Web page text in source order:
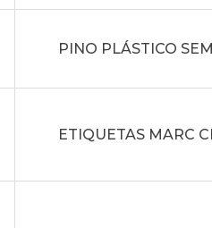
PINO PLÁSTICO
ETIQUETAS MARC